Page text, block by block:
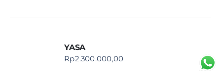
YASA
Rp2.300.000,00